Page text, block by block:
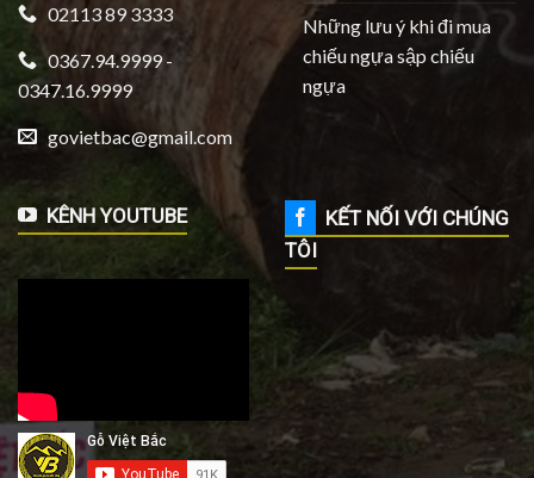
02113 89 3333
0367.94.9999 -
0347.16.9999
govietbac@gmail.com
Những lưu ý khi đi mua
chiếu ngựa sập chiếu
ngựa
KÊNH YOUTUBE
KẾT NỐI VỚI CHÚNG
TÔI